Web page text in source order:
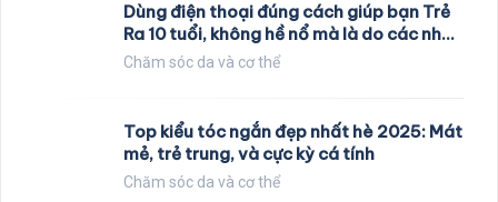
Dùng điện thoại đúng cách giúp bạn Trẻ
Ra 10 tuổi, không hề nổ mà là do các nhà
khoa học nghiên cứu
Chăm sóc da và cơ thể
Top kiểu tóc ngắn đẹp nhất hè 2025: Mát
mẻ, trẻ trung, và cực kỳ cá tính
Chăm sóc da và cơ thể